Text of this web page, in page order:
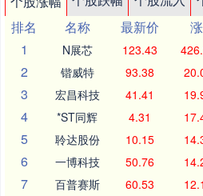
排名
名称 最新价
1
N展芯 123.43
2 锴威特 93.38
3 宏昌科技 41.41
4 *ST同辉 4.31
5 聆达股份 10.15
6 一博科技 50.76
7 百普赛斯 60.53